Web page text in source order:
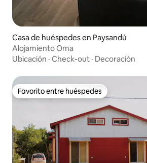
Casa de huéspedes en Paysandú
Alojamiento Oma
Ubicación · Check-out · Decoración
Favorito entre huéspedes
Favorito entre huéspedes